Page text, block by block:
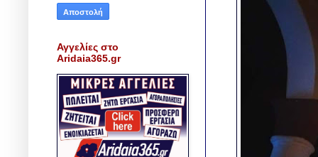
Αγγελίες στο
Aridaia365.gr